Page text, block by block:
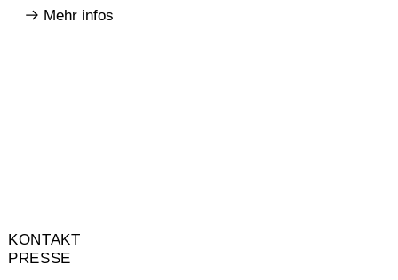
Mehr infos
KONTAKT
PRESSE